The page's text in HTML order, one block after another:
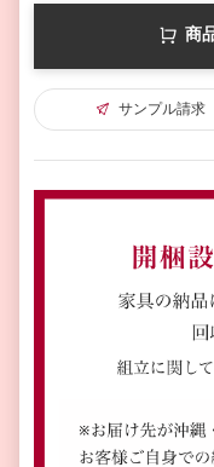
商
サンプル請求